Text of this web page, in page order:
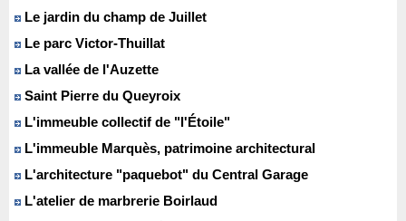
Le jardin du champ de Juillet
Le parc Victor-Thuillat
La vallée de l'Auzette
Saint Pierre du Queyroix
L'immeuble collectif de "l'Étoile"
L'immeuble Marquès, patrimoine architectural
L'architecture "paquebot" du Central Garage
L'atelier de marbrerie Boirlaud